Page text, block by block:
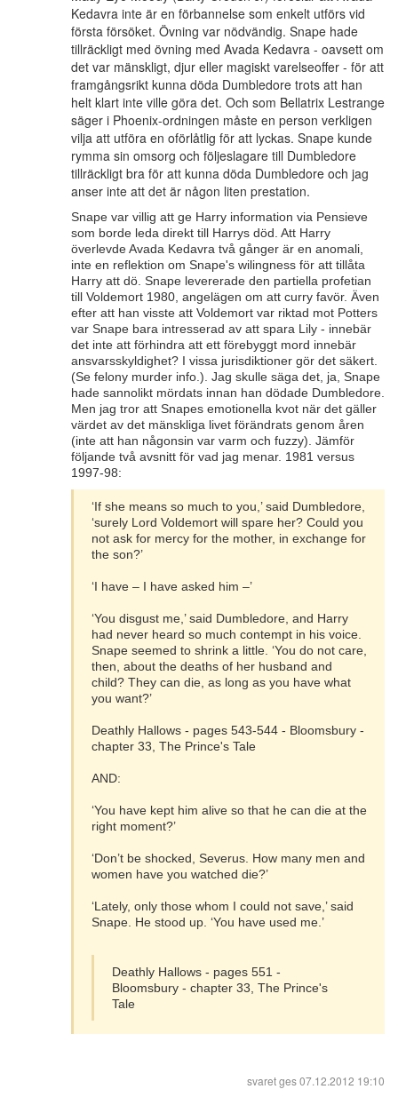
Kedavra inte är en förbannelse som enkelt utförs vid
första försöket. Övning var nödvändig. Snape hade
tillräckligt med övning med Avada Kedavra - oavsett om
det var mänskligt, djur eller magiskt varelseoffer - för att
framgångsrikt kunna döda Dumbledore trots att han
helt klart inte ville göra det. Och som Bellatrix Lestrange
säger i Phoenix-ordningen måste en person verkligen
vilja att utföra en oförlåtlig för att lyckas. Snape kunde
rymma sin omsorg och följeslagare till Dumbledore
tillräckligt bra för att kunna döda Dumbledore och jag
anser inte att det är någon liten prestation.
Snape var villig att ge Harry information via Pensieve
som borde leda direkt till Harrys död. Att Harry
överlevde Avada Kedavra två gånger är en anomali,
inte en reflektion om Snape's wilingness för att tillåta
Harry att dö. Snape levererade den partiella profetian
till Voldemort 1980, angelägen om att curry favör. Även
efter att han visste att Voldemort var riktad mot Potters
var Snape bara intresserad av att spara Lily - innebär
det inte att förhindra att ett förebyggt mord innebär
ansvarsskyldighet? I vissa jurisdiktioner gör det säkert.
(Se felony murder info.). Jag skulle säga det, ja, Snape
hade sannolikt mördats innan han dödade Dumbledore.
Men jag tror att Snapes emotionella kvot när det gäller
värdet av det mänskliga livet förändrats genom åren
(inte att han någonsin var varm och fuzzy). Jämför
följande två avsnitt för vad jag menar. 1981 versus
1997-98:
‘If she means so much to you,’ said Dumbledore,
‘surely Lord Voldemort will spare her? Could you
not ask for mercy for the mother, in exchange for
the son?’
‘I have – I have asked him –’
‘You disgust me,’ said Dumbledore, and Harry
had never heard so much contempt in his voice.
Snape seemed to shrink a little. ‘You do not care,
then, about the deaths of her husband and
child? They can die, as long as you have what
you want?’
Deathly Hallows - pages 543-544 - Bloomsbury -
chapter 33, The Prince's Tale
AND:
‘You have kept him alive so that he can die at the
right moment?’
‘Don’t be shocked, Severus. How many men and
women have you watched die?’
‘Lately, only those whom I could not save,’ said
Snape. He stood up. ‘You have used me.’
Deathly Hallows - pages 551 -
Bloomsbury - chapter 33, The Prince's
Tale
svaret ges07.12.2012 19:10